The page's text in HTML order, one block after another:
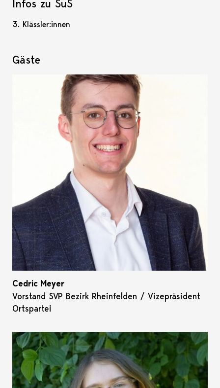
Infos zu SuS
3. Klässler:innen
Gäste
Cedric Meyer
Vorstand SVP Bezirk Rheinfelden / Vizepräsident
Ortspartei